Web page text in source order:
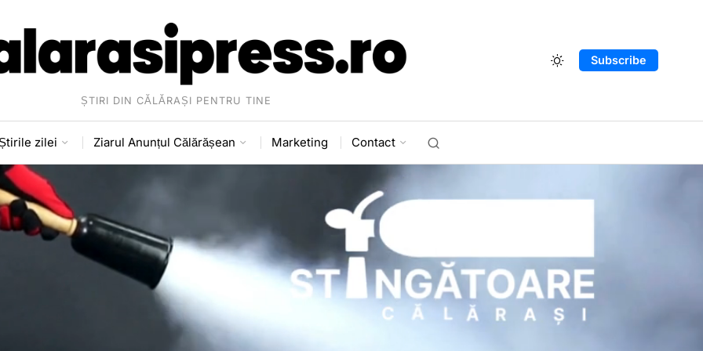
ȘTIRI DIN CĂLĂRAȘI PENTRU TINE
Subscribe
zilei Ziarul Anunțul Călărășean Marketing Contact